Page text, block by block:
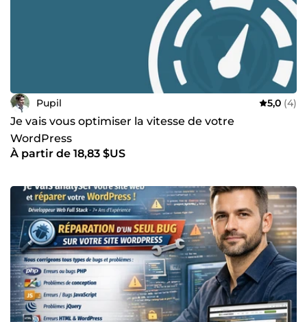
Pupil 5,0 (4)
Je vais vous optimiser la vitesse de votre
WordPress
À partir de 18,83 $US